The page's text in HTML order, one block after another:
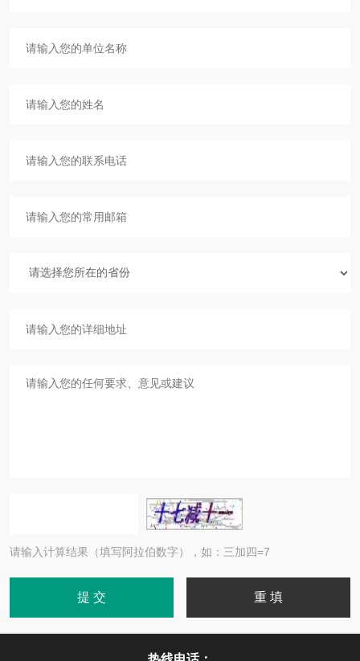
请输入计算结果（填写阿拉伯数字），如：三加四=7